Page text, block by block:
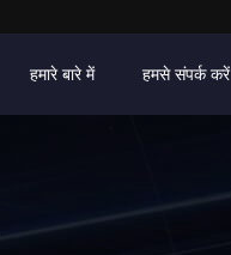
हमारे बारे में हमसे संपर्क करें